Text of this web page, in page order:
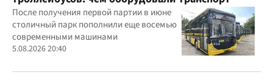
После получения первой партии в июне
столичный парк пополнили еще восемью
современными машинами
5.08.2026 20:40